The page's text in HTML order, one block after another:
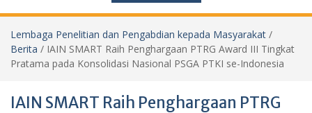
Lembaga Penelitian dan Pengabdian kepada Masyarakat /
Berita / IAIN SMART Raih Penghargaan PTRG Award III Tingkat
Pratama pada Konsolidasi Nasional PSGA PTKI se-Indonesia
IAIN SMART Raih Penghargaan PTRG